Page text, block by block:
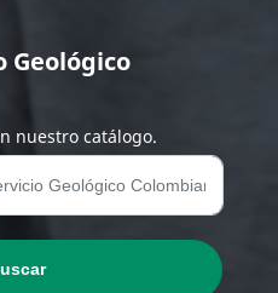
Geológico
nuestro catálogo.